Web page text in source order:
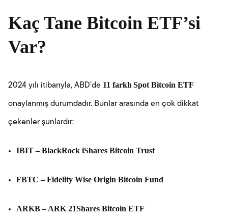
Kaç Tane Bitcoin ETF’si
Var?
2024 yılı itibarıyla, ABD’de 11 farklı Spot Bitcoin ETF
onaylanmış durumdadır. Bunlar arasında en çok dikkat
çekenler şunlardır:
IBIT – BlackRock iShares Bitcoin Trust
FBTC – Fidelity Wise Origin Bitcoin Fund
ARKB – ARK 21Shares Bitcoin ETF